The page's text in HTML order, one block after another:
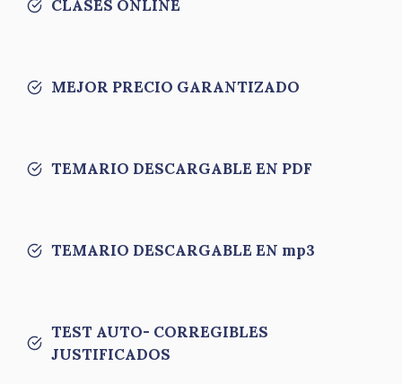
CLASES ONLINE
MEJOR PRECIO GARANTIZADO
TEMARIO DESCARGABLE EN PDF
TEMARIO DESCARGABLE EN mp3
TEST AUTO- CORREGIBLES
JUSTIFICADOS